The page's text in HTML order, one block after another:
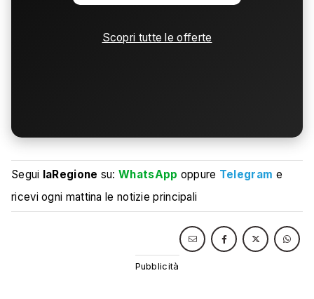
Scopri tutte le offerte
Segui laRegione su:WhatsApp oppure Telegram e
ricevi ogni mattina le notizie principali